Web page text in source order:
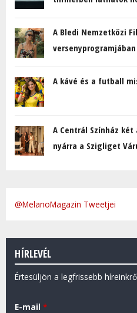
A Bledi Nemzetközi
A kávé és a futball
A Centrál Színház
nyárra a Szigliget
@MelanoMagazin Tweetjei
HÍRLEVÉL
Értesüljön a legfrissebb
E-mail *